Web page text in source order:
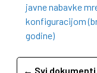
javne nabavke
konfiguracijom
godine)
← Svi dokumenti